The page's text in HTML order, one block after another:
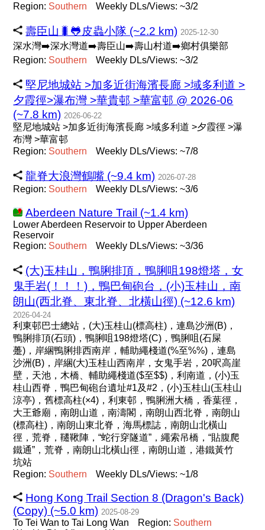
Region: Southern Weekly DLs/Views: ~3/2
壽臣山🐛🐸皮蟲小隊 (~2.2 km) 2025-12-30
深水灣➡️深水灣道➡️壽臣山➡️壽山村道➡️鄉村俱樂部
Region: Southern Weekly DLs/Views: ~3/2
堅尼地城站 >加多近街海濱長廊 >域多利道 >
夕霞徑>瀑布灣 >華貴邨 >華富邨 @ 2026-06
(~7.8 km) 2026-06-22
堅尼地城站 >加多近街海濱長廊 >域多利道 >夕霞徑 >瀑
布灣 >華富邨
Region: Southern Weekly DLs/Views: ~7/8
龍脊大浪灣鶴嘴 (~9.4 km) 2026-07-28
Region: Southern Weekly DLs/Views: ~3/6
Aberdeen Nature Trail (~1.4 km)
Lower Aberdeen Reservoir to Upper Aberdeen
Reservoir
Region: Southern Weekly DLs/Views: ~3/36
(大)玉桂山，鴨脷排頂，鴨脷咀198燈塔，女
鬼手岩(！！！)，鴨巴甸砲台，(小)玉桂山，南
朗山(西北脊、東北脊、北橫山徑) (~12.6 km)
2026-04-24
利東邨巴士總站，(大)玉桂山(標高柱)，連島沙洲(B)，
鴨脷排頂(石頭)，鴨脷咀198燈塔(C)，鴨脷咀(石屎
躉)，岸綑鴨脷排西南岸，輔助繩棧道(%至%%)，連島
沙洲(B)，岸綑(大)玉桂山西南岸，女鬼手岩，20呎高崖
壁，天池，木橋、輔助繩棧道($至$$)，利南道，(小)玉
桂山西脊，鴨巴甸砲台遺址#1及#2，(小)玉桂山(玉桂山
涼亭)，舊標高柱(×4)，利東邨，鴨脷洲大橋，香葉徑，
大王爺廟，南朗山道，南濤閣，南朗山西北脊，南朗山
(標高柱)，南朗山東北脊，海馬標誌，南朗山北橫山
徑，荒脊，韆鞦陣，“蛇行穿隧道”，繩索吊橋，“貼腹爬
鐵通”，荒脊，南朗山北橫山徑，南朗山道，港鐵黃竹
坑站
Region: Southern Weekly DLs/Views: ~1/8
Hong Kong Trail Section 8 (Dragon's Back)
(Copy) (~5.0 km) 2025-08-29
To Tei Wan to Tai Long Wan Region: Southern